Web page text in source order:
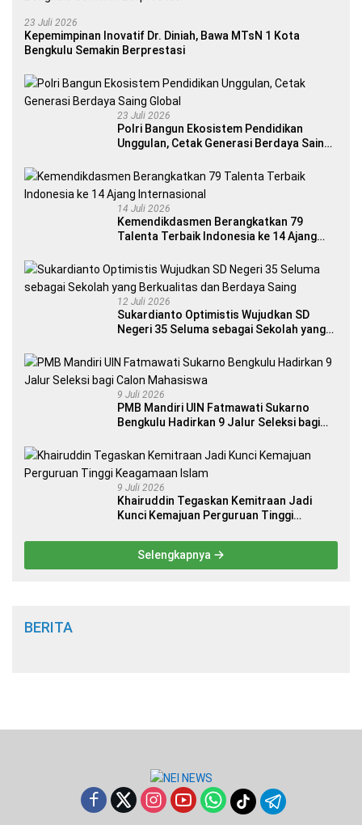
23 Juli 2026
Kepemimpinan Inovatif Dr. Diniah, Bawa MTsN 1 Kota
Bengkulu Semakin Berprestasi
23 Juli 2026
Polri Bangun Ekosistem Pendidikan
Unggulan, Cetak Generasi Berdaya Saing
14 Juli 2026
Kemendikdasmen Berangkatkan 79
Talenta Terbaik Indonesia ke 14 Ajang
12 Juli 2026
Sukardianto Optimistis Wujudkan SD
Negeri 35 Seluma sebagai Sekolah yang
9 Juli 2026
PMB Mandiri UIN Fatmawati Sukarno
Bengkulu Hadirkan 9 Jalur Seleksi bagi
9 Juli 2026
Khairuddin Tegaskan Kemitraan Jadi
Kunci Kemajuan Perguruan Tinggi
Selengkapnya
BERITA